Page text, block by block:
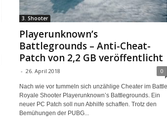
3. Shooter
Playerunknown’s
Battlegrounds – Anti-Cheat-
Patch von 2,2 GB veröffentlicht
- 26. April 2018 0
Nach wie vor tummeln sich unzählige Cheater im Battle
Royale Shooter Playerunknown’s Battlegrounds. Ein
neuer PC Patch soll nun Abhilfe schaffen. Trotz den
Bemühungen der PUBG...